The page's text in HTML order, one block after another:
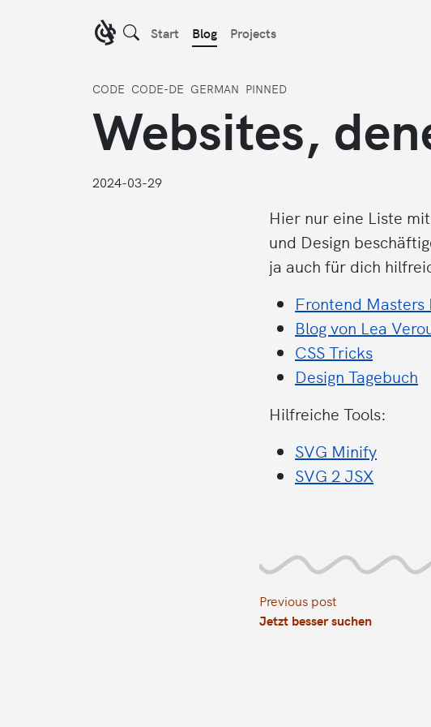
Start Blog Projects
CODE CODE-DE GERMAN PINNED
Websites,
2024-03-29
Hier nur eine Liste
und Design
ja auch für dich
Frontend Masters
Blog von Lea
CSS Tricks
Design Tagebuch
Hilfreiche Tools:
SVG Minify
SVG 2 JSX
Previous post
Jetzt besser suchen